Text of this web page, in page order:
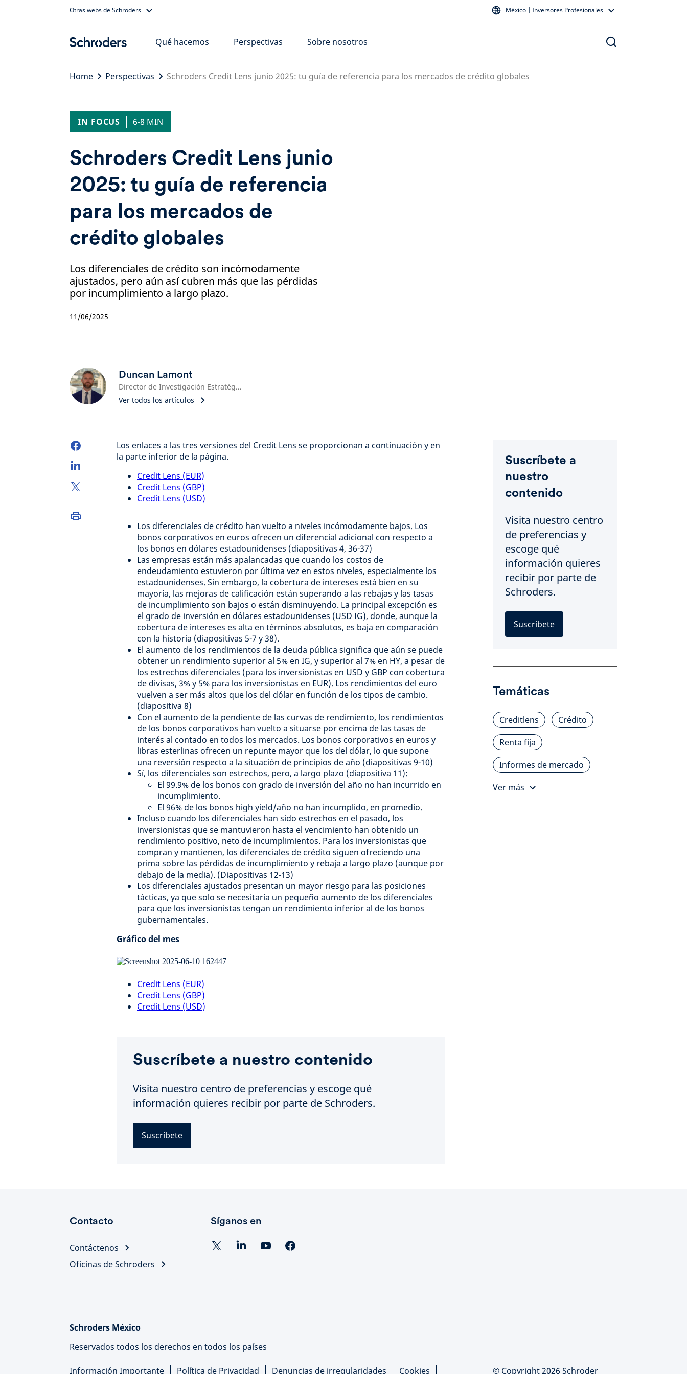
Otras webs de Schroders México | Inversores Profesionales
Qué hacemos Perspectivas Sobre nosotros
Home Perspectivas Schroders Credit Lens junio 2025: tu guía de referencia para los mercados de crédito globales
IN FOCUS 6-8 MIN
Schroders Credit Lens junio
2025: tu guía de referencia
para los mercados de
crédito globales
Los diferenciales de crédito son incómodamente
ajustados, pero aún así cubren más que las pérdidas
por incumplimiento a largo plazo.
11/06/2025
Duncan Lamont
Director de Investigación Estratégica, Schroders
Ver todos los artículos
Los enlaces a las tres versiones del Credit Lens se proporcionan a continuación y en
la parte inferior de la página.
Credit Lens (EUR)
Credit Lens (GBP)
Credit Lens (USD)
Los diferenciales de crédito han vuelto a niveles incómodamente bajos. Los
bonos corporativos en euros ofrecen un diferencial adicional con respecto a
los bonos en dólares estadounidenses (diapositivas 4, 36-37)
Las empresas están más apalancadas que cuando los costos de
endeudamiento estuvieron por última vez en estos niveles, especialmente los
estadounidenses. Sin embargo, la cobertura de intereses está bien en su
mayoría, las mejoras de calificación están superando a las rebajas y las tasas
de incumplimiento son bajos o están disminuyendo. La principal excepción es
el grado de inversión en dólares estadounidenses (USD IG), donde, aunque la
cobertura de intereses es alta en términos absolutos, es baja en comparación
con la historia (diapositivas 5-7 y 38).
El aumento de los rendimientos de la deuda pública significa que aún se puede
obtener un rendimiento superior al 5% en IG, y superior al 7% en HY, a pesar de
los estrechos diferenciales (para los inversionistas en USD y GBP con cobertura
de divisas, 3% y 5% para los inversionistas en EUR). Los rendimientos del euro
vuelven a ser más altos que los del dólar en función de los tipos de cambio.
(diapositiva 8)
Con el aumento de la pendiente de las curvas de rendimiento, los rendimientos
de los bonos corporativos han vuelto a situarse por encima de las tasas de
interés al contado en todos los mercados. Los bonos corporativos en euros y
libras esterlinas ofrecen un repunte mayor que los del dólar, lo que supone
una reversión respecto a la situación de principios de año (diapositivas 9-10)
Sí, los diferenciales son estrechos, pero, a largo plazo (diapositiva 11):
El 99.9% de los bonos con grado de inversión del año no han incurrido en
incumplimiento.
El 96% de los bonos high yield/año no han incumplido, en promedio.
Incluso cuando los diferenciales han sido estrechos en el pasado, los
inversionistas que se mantuvieron hasta el vencimiento han obtenido un
rendimiento positivo, neto de incumplimientos. Para los inversionistas que
compran y mantienen, los diferenciales de crédito siguen ofreciendo una
prima sobre las pérdidas de incumplimiento y rebaja a largo plazo (aunque por
debajo de la media). (Diapositivas 12-13)
Los diferenciales ajustados presentan un mayor riesgo para las posiciones
tácticas, ya que solo se necesitaría un pequeño aumento de los diferenciales
para que los inversionistas tengan un rendimiento inferior al de los bonos
gubernamentales.
Gráfico del mes
Credit Lens (EUR)
Credit Lens (GBP)
Credit Lens (USD)
Suscríbete a nuestro contenido
Visita nuestro centro de preferencias y escoge qué
información quieres recibir por parte de Schroders.
Suscríbete
Suscríbete a
nuestro
contenido
Visita nuestro centro
de preferencias y
escoge qué
información quieres
recibir por parte de
Schroders.
Suscríbete
Temáticas
Creditlens
Crédito
Renta fija
Informes de mercado
Ver más
Contacto
Contáctenos
Oficinas de Schroders
Síganos en
Schroders México
Reservados todos los derechos en todos los países
Información Importante Política de Privacidad Denuncias de irregularidades Cookies © Copyright 2026 Schroder